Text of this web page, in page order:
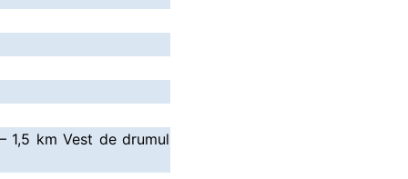
1,5 km Vest de drumul